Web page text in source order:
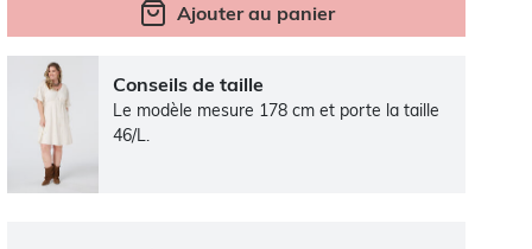
Ajouter au panier
Conseils de taille
Le modèle mesure 178 cm et porte la taille
46/L.